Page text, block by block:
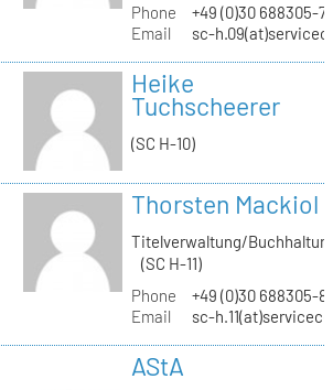
Phone
+49 (0)30 688305-
Email
sc-
Heike
Tuchscheerer
(SC H-10)
Thorsten Mackiol
Titelverwaltung/
(SC H-11)
Phone
+49 (0)30 688305-
Email
sc-
AStA